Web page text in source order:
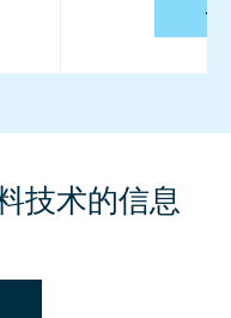
ON FEEDER ACCURACY
技术的信息